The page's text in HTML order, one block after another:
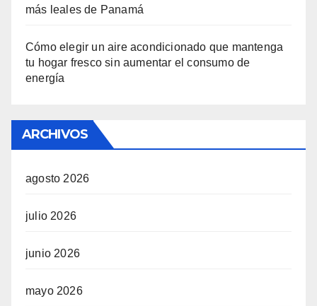
más leales de Panamá
Cómo elegir un aire acondicionado que mantenga
tu hogar fresco sin aumentar el consumo de
energía
ARCHIVOS
agosto 2026
julio 2026
junio 2026
mayo 2026